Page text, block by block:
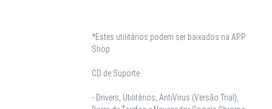
*Estes utilitários podem ser baixados na APP
Shop.
CD de Suporte
- Drivers, Utilitários, AntiVirus (Versão Trial),